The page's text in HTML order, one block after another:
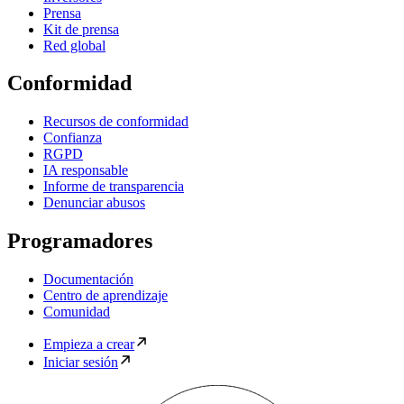
Prensa
Kit de prensa
Red global
Conformidad
Recursos de conformidad
Confianza
RGPD
IA responsable
Informe de transparencia
Denunciar abusos
Programadores
Documentación
Centro de aprendizaje
Comunidad
Empieza a crear
Iniciar sesión